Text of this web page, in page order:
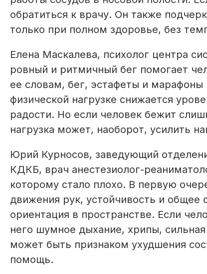
обратиться к врачу. Он также
только при полном здоровье, без
Елена Маскалева, психолог центра
ровный и ритмичный бег помогает
ее словам, бег, эстафеты и марафоны
физической нагрузке снижается
радости. Но если человек бежит
нагрузка может, наоборот, усилить
Юрий Курносов, заведующий
КДКБ, врач анестезиолог-
которому стало плохо. В первую
движения рук, устойчивость и
ориентация в пространстве. Если
него шумное дыхание, хрипы,
может быть признаком ухудшения
помощь.